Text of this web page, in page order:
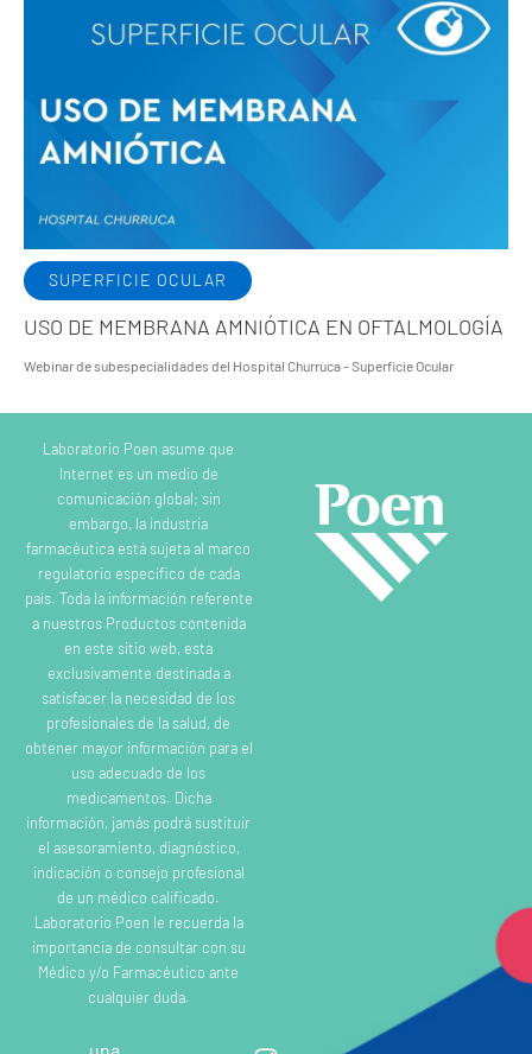
SUPERFICIE OCULAR
USO DE MEMBRANA AMNIÓTICA EN OFTALMOLOGÍA
Webinar de subespecialidades del Hospital Churruca - Superficie Ocular
Laboratorio Poen asume que
Internet es un medio de
comunicación global; sin
embargo, la industria
farmacéutica está sujeta al marco
regulatorio específico de cada
país. Toda la información referente
a nuestros Productos contenida
en este sitio web, esta
exclusivamente destinada a
satisfacer la necesidad de los
profesionales de la salud, de
obtener mayor información para el
uso adecuado de los
medicamentos. Dicha
información, jamás podrá sustituir
el asesoramiento, diagnóstico,
indicación o consejo profesional
de un médico calificado.
Laboratorio Poen le recuerda la
importancia de consultar con su
Médico y/o Farmacéutico ante
cualquier duda.